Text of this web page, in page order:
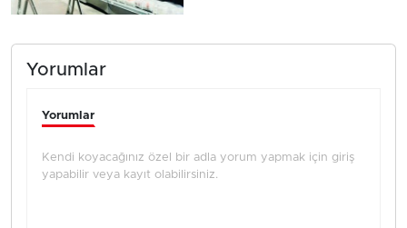
Yorumlar
Yorumlar
Kendi koyacağınız özel bir adla yorum yapmak için giriş
yapabilir veya kayıt olabilirsiniz.